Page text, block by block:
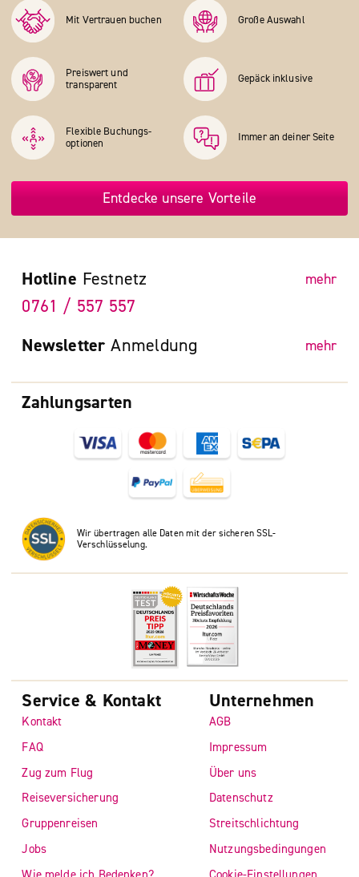
Mit Vertrauen buchen Große Auswahl
Preiswert und
transparent
Gepäck inklusive
Flexible Buchungs­
optionen
Immer an deiner Seite
Entdecke unsere Vorteile
Zahlungsarten
Wir übertragen alle Daten mit der sicheren SSL-
Verschlüsselung.
Hotline Festnetz mehr
0761 / 557 557
Newsletter Anmeldung mehr
Service & Kontakt
Kontakt
FAQ
Zug zum Flug
Reiseversicherung
Gruppenreisen
Jobs
Unternehmen
AGB
Impressum
Über uns
Datenschutz
Streitschlichtung
Nutzungsbedingungen